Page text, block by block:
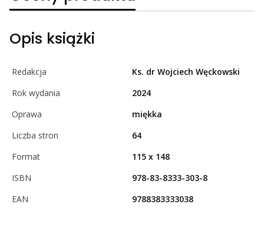
Opis książki
Redakcja
Ks. dr Wojciech Węckowski
Rok wydania
2024
Oprawa
miękka
Liczba stron
64
Format
115 x 148
ISBN
978-83-8333-303-8
EAN
9788383333038